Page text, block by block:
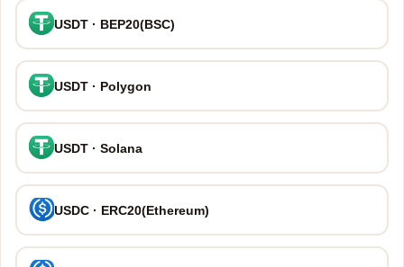
USDT · BEP20(BSC)
USDT · Polygon
USDT · Solana
USDC · ERC20(Ethereum)